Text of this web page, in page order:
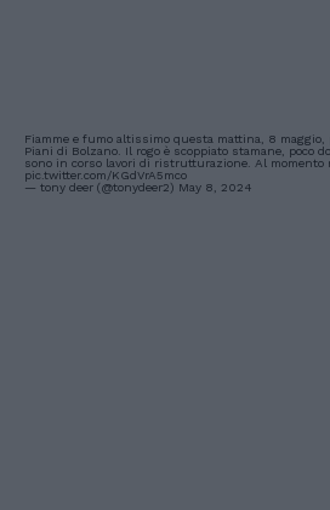
Fiamme e fumo altissimo questa mattina, 8
Piani di Bolzano. Il rogo è scoppiato stamane, poco
sono in corso lavori di ristrutturazione. Al
pic.twitter.com/KGdVrA5mco
— tony deer (@tonydeer2) May 8, 2024